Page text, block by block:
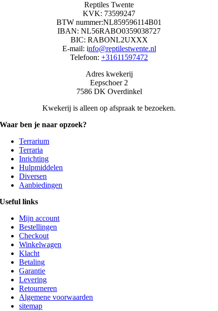
Reptiles Twente
KVK: 73599247
BTW nummer:NL859596114B01
IBAN: NL56RABO0359038727
BIC: RABONL2UXXX
E-mail: info@reptilestwente.nl
Telefoon: +31611597472
Adres kwekerij
Eepschoer 2
7586 DK Overdinkel
Kwekerij is alleen op afspraak te bezoeken.
Waar ben je naar opzoek?
Terrarium
Terraria
Inrichting
Hulpmiddelen
Diversen
Aanbiedingen
Useful links
Mijn account
Bestellingen
Checkout
Winkelwagen
Klacht
Betaling
Garantie
Levering
Retourneren
Algemene voorwaarden
sitemap